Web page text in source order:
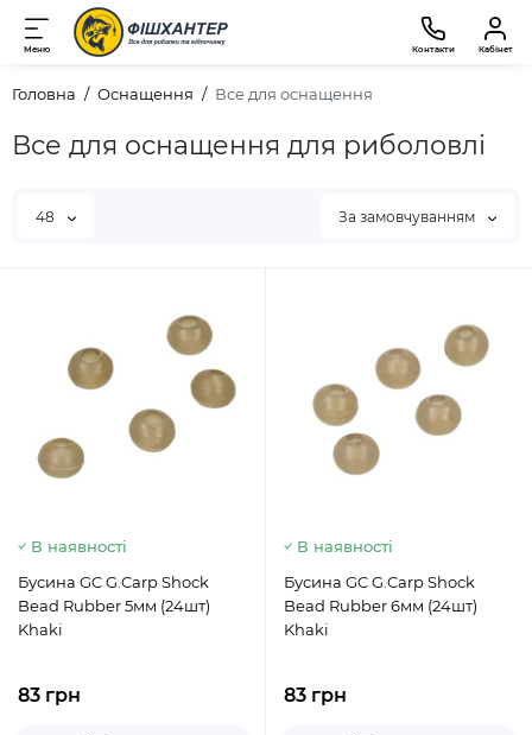
Меню Контакти Кабінет
Головна Оснащення Все для оснащення
Все для оснащення для риболовлі
48 За замовчуванням
В наявності
Бусина GC G.Carp Shock
Bead Rubber 5мм (24шт)
Khaki
83 грн
В наявності
Бусина GC G.Carp Shock
Bead Rubber 6мм (24шт)
Khaki
83 грн